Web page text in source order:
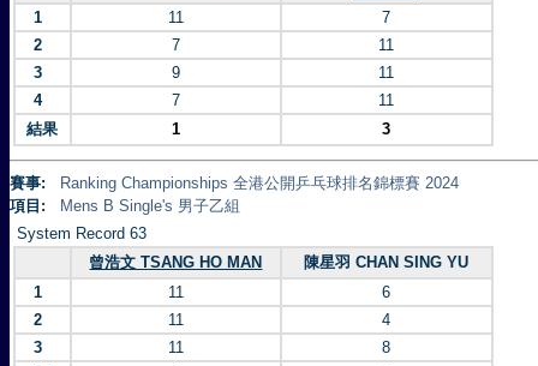
1
11
7
2
7
11
3
9
11
4
7
11
結果
1 3
賽事:
Ranking Championships 全港公開乒乓球排名錦標賽 2024
項目:
Mens B Single's 男子乙組
System Record 63
曾浩文 TSANG HO MAN
陳星羽 CHAN SING YU
1
11
6
2
11
4
3
11
8